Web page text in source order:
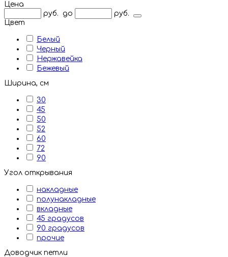
Цена
руб.
до
руб.
Цвет
Белый
Черный
Нержавейка
Бежевый
Ширина, см
30
45
50
52
60
72
90
Угол открывания
накладные
полунакладные
вкладные
45 градусов
90 градусов
прочие
Доводчик петли